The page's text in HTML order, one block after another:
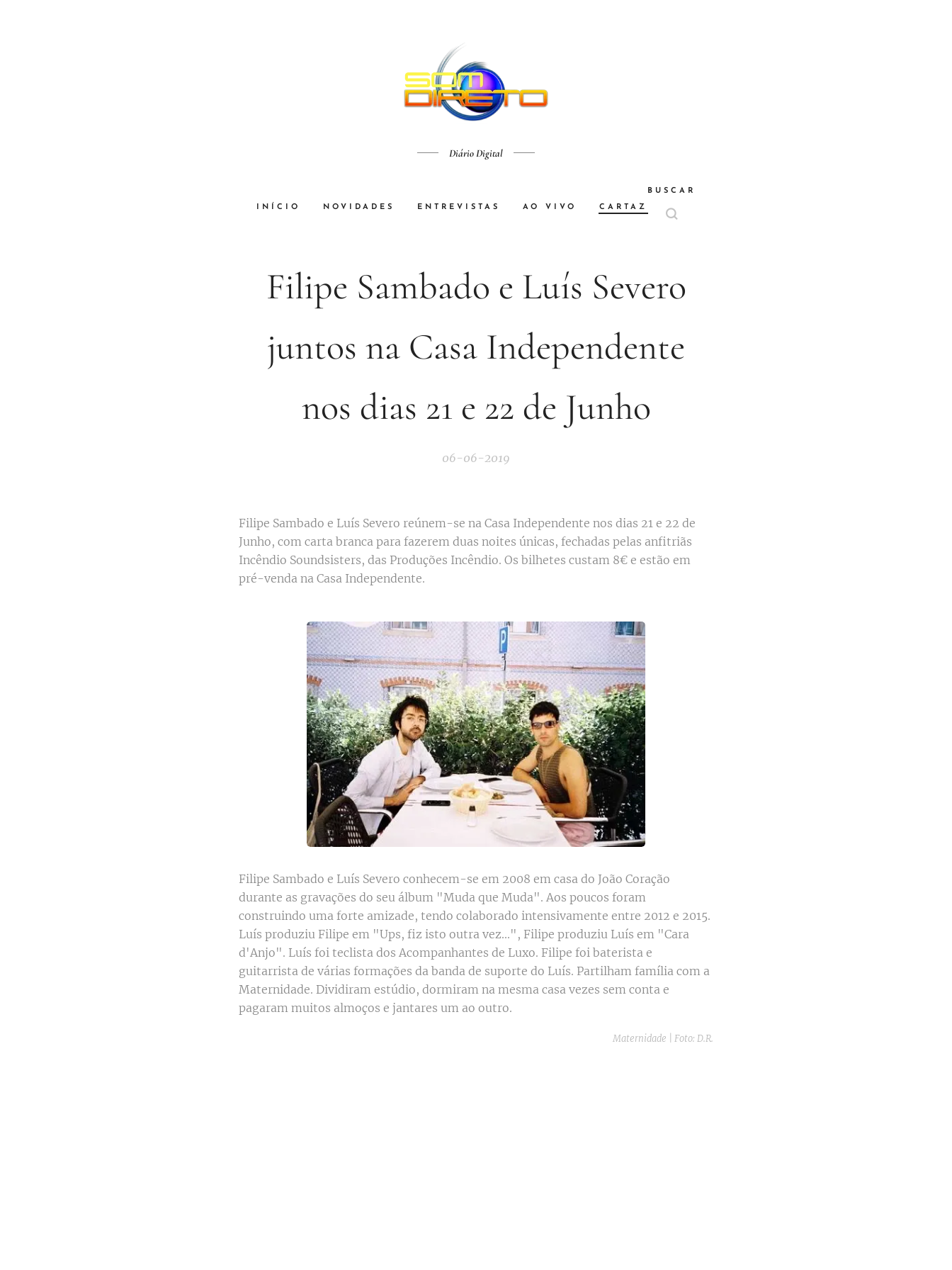
Diário Digital
INÍCIO NOVIDADES ENTREVISTAS AO VIVO CARTAZ
BUSCAR
Filipe Sambado e Luís Severo
juntos na Casa Independente
nos dias 21 e 22 de Junho
06-06-2019
Filipe Sambado e Luís Severo reúnem-se na Casa Independente nos dias 21 e 22 de
Junho, com carta branca para fazerem duas noites únicas, fechadas pelas anfitriãs
Incêndio Soundsisters, das Produções Incêndio. Os bilhetes custam 8€ e estão em
pré-venda na Casa Independente.
Filipe Sambado e Luís Severo conhecem-se em 2008 em casa do João Coração
durante as gravações do seu álbum "Muda que Muda". Aos poucos foram
construindo uma forte amizade, tendo colaborado intensivamente entre 2012 e 2015.
Luís produziu Filipe em "Ups, fiz isto outra vez...", Filipe produziu Luís em "Cara
d'Anjo". Luís foi teclista dos Acompanhantes de Luxo. Filipe foi baterista e
guitarrista de várias formações da banda de suporte do Luís. Partilham família com a
Maternidade. Dividiram estúdio, dormiram na mesma casa vezes sem conta e
pagaram muitos almoços e jantares um ao outro.
Maternidade | Foto: D.R.